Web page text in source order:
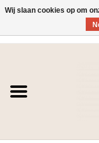
SE VIT
Wij slaan cookies op om